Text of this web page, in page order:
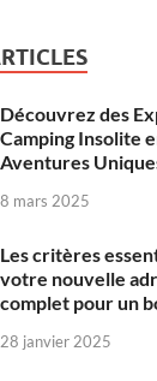
Découvrez des
Camping Insolite
Aventures
8 mars 2025
Les critères
votre nouvelle
complet pour un
28 janvier 2025